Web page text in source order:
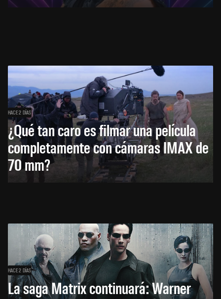
HACE 2 DÍAS
¿Qué tan caro es filmar una película
completamente con cámaras IMAX de
70 mm?
HACE 2 DÍAS
La saga Matrix continuará: Warner